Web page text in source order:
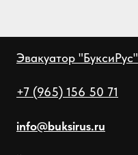
Эвакуатор "БуксиРус"
+7 (965) 156 50 71
info@buksirus.ru